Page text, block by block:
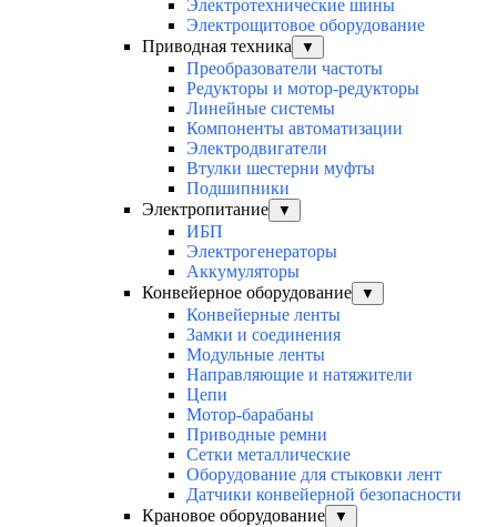
Электротехнические шины
Электрощитовое оборудование
Приводная техника
▼
Преобразователи частоты
Редукторы и мотор-редукторы
Линейные системы
Компоненты автоматизации
Электродвигатели
Втулки шестерни муфты
Подшипники
Электропитание
▼
ИБП
Электрогенераторы
Аккумуляторы
Конвейерное оборудование
▼
Конвейерные ленты
Замки и соединения
Модульные ленты
Направляющие и натяжители
Цепи
Мотор-барабаны
Приводные ремни
Сетки металлические
Оборудование для стыковки лент
Датчики конвейерной безопасности
Крановое оборудование
▼